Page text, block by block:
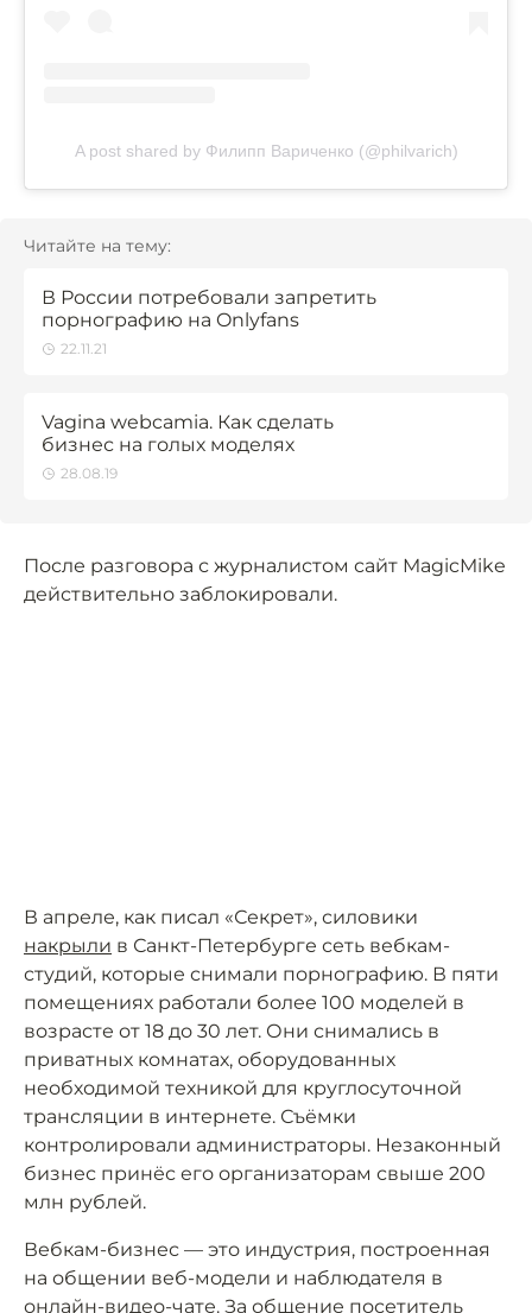
A post shared by Филипп Вариченко (@philvarich)
Читайте на тему:
В России потребовали запретить
порнографию на Onlyfans
22.11.21
Vagina webcamia. Как сделать
бизнес на голых моделях
28.08.19
После разговора с журналистом сайт MagicMike
действительно заблокировали.
В апреле, как писал «Секрет», силовики
накрыли в Санкт-Петербурге сеть вебкам-
студий, которые снимали порнографию. В пяти
помещениях работали более 100 моделей в
возрасте от 18 до 30 лет. Они снимались в
приватных комнатах, оборудованных
необходимой техникой для круглосуточной
трансляции в интернете. Съёмки
контролировали администраторы. Незаконный
бизнес принёс его организаторам свыше 200
млн рублей.
Вебкам-бизнес — это индустрия, построенная
на общении веб-модели и наблюдателя в
онлайн-видео-чате. За общение посетитель